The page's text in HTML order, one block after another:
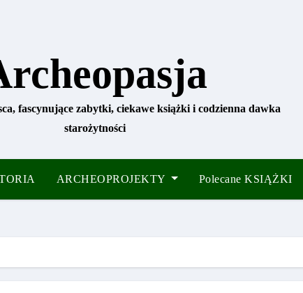
fascynujące zabytki, ciekawe książki i codzienna dawka
starożytności
ARCHEOPROJEKTY Polecane KSIĄŻKI